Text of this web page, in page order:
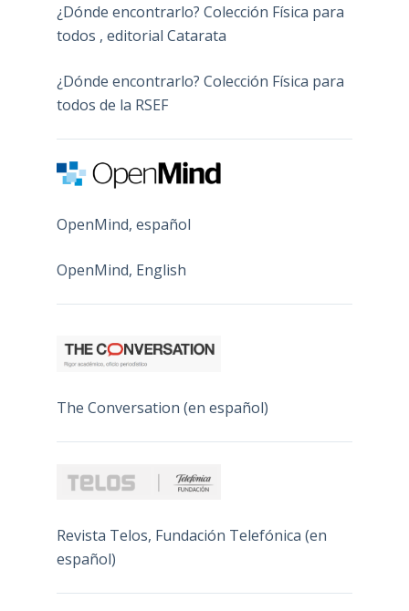
¿Dónde encontrarlo? Colección Física para
todos , editorial Catarata
¿Dónde encontrarlo? Colección Física para
todos de la RSEF
OpenMind, español
OpenMind, English
The Conversation (en español)
Revista Telos, Fundación Telefónica (en
español)